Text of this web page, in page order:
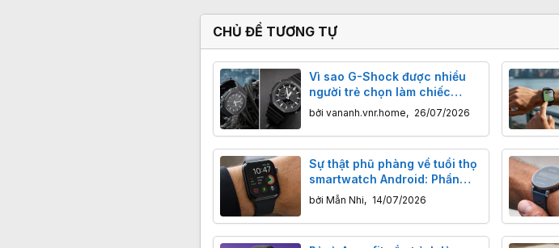
CHỦ ĐỀ TƯƠNG TỰ
Vì sao G-Shock được nhiều
người trẻ chọn làm chiếc
đồng hồ đầu tiên?
bởi vananh.vnr.home, 26/07/2026
Sự thật phũ phàng về tuổi thọ
smartwatch Android: Phần
cứng chưa hỏng, phần mềm
đã "khai tử"
bởi Mẫn Nhi, 14/07/2026